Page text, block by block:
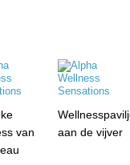
van
aan de vijver